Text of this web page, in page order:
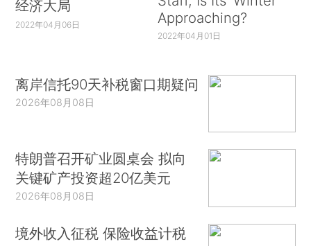
经济大局
2022年04月06日
Approaching?
2022年04月01日
离岸信托90天补税窗口期疑问
2026年08月08日
特朗普召开矿业圆桌会 拟向
关键矿产投资超20亿美元
2026年08月08日
境外收入征税 保险收益计税